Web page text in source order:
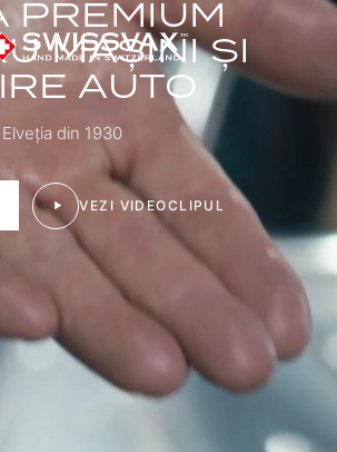
PREMIUM
MAȘINI ȘI
AUTO
din 1930
VEZI VIDEOCLIPUL